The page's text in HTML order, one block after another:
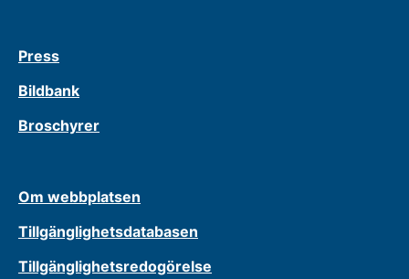
Press
Bildbank
Broschyrer
Om webbplatsen
Tillgänglighetsdatabasen
Tillgänglighetsredogörelse